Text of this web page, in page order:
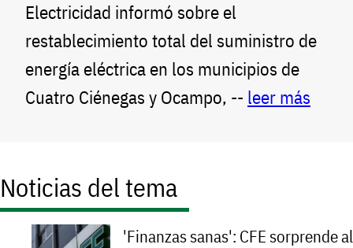
Electricidad informó sobre el
restablecimiento total del suministro de
energía eléctrica en los municipios de
Cuatro Ciénegas y Ocampo, -- leer más
Noticias del tema
'Finanzas sanas': CFE sorprende al